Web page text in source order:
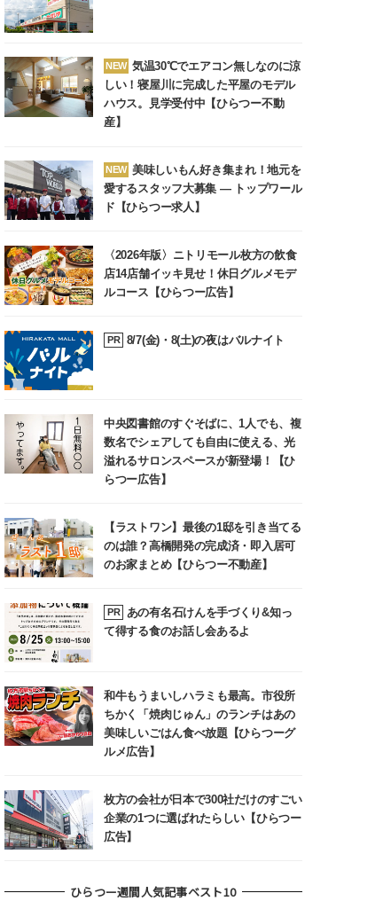
NEW 気温30℃でエアコン無しなのに涼
しい！寝屋川に完成した平屋のモデル
ハウス。見学受付中【ひらつー不動
産】
NEW 美味しいもん好き集まれ！地元を
愛するスタッフ大募集 ― トップワール
ド【ひらつー求人】
〈2026年版〉ニトリモール枚方の飲食
店14店舗イッキ見せ！休日グルメモデ
ルコース【ひらつー広告】
PR 8/7(金)・8(土)の夜はバルナイト
中央図書館のすぐそばに、1人でも、複
数名でシェアしても自由に使える、光
溢れるサロンスペースが新登場！【ひ
らつー広告】
【ラストワン】最後の1邸を引き当てる
のは誰？高橋開発の完成済・即入居可
のお家まとめ【ひらつー不動産】
PR
あの有名石けんを手づくり&知っ
て得する食のお話し会あるよ
和牛もうまいしハラミも最高。市役所
ちかく「焼肉じゅん」のランチはあの
美味しいごはん食べ放題【ひらつーグ
ルメ広告】
枚方の会社が日本で300社だけのすごい
企業の1つに選ばれたらしい【ひらつー
広告】
ひらつー週間人気記事ベスト10